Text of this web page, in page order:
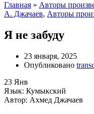
Главная » Авторы
А. Джачаев, Авторы
Я не забуду
23 января, 2025
Опубликовано
23 Янв
Язык: Кумыкский
Автор: Ахмед Джачаев